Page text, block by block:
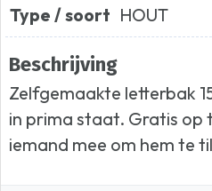
Type / soort HOUT
Beschrijving
Zelfgemaakte letterbak
in prima staat. Gratis op
iemand mee om hem te